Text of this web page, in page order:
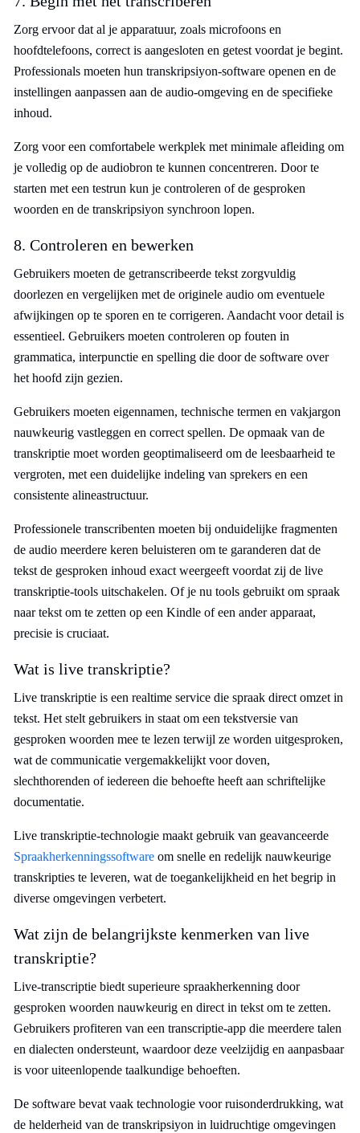
Zorg ervoor dat al je apparatuur, zoals microfoons en
hoofdtelefoons, correct is aangesloten en getest voordat je begint.
Professionals moeten hun transkripsiyon-software openen en de
instellingen aanpassen aan de audio-omgeving en de specifieke
inhoud.
Zorg voor een comfortabele werkplek met minimale afleiding om
je volledig op de audiobron te kunnen concentreren. Door te
starten met een testrun kun je controleren of de gesproken
woorden en de transkripsiyon synchroon lopen.
8. Controleren en bewerken
Gebruikers moeten de getranscribeerde tekst zorgvuldig
doorlezen en vergelijken met de originele audio om eventuele
afwijkingen op te sporen en te corrigeren. Aandacht voor detail is
essentieel. Gebruikers moeten controleren op fouten in
grammatica, interpunctie en spelling die door de software over
het hoofd zijn gezien.
Gebruikers moeten eigennamen, technische termen en vakjargon
nauwkeurig vastleggen en correct spellen. De opmaak van de
transkriptie moet worden geoptimaliseerd om de leesbaarheid te
vergroten, met een duidelijke indeling van sprekers en een
consistente alineastructuur.
Professionele transcribenten moeten bij onduidelijke fragmenten
de audio meerdere keren beluisteren om te garanderen dat de
tekst de gesproken inhoud exact weergeeft voordat zij de live
transkriptie-tools uitschakelen. Of je nu tools gebruikt om spraak
naar tekst om te zetten op een Kindle of een ander apparaat,
precisie is cruciaat.
Wat is live transkriptie?
Live transkriptie is een realtime service die spraak direct omzet in
tekst. Het stelt gebruikers in staat om een tekstversie van
gesproken woorden mee te lezen terwijl ze worden uitgesproken,
wat de communicatie vergemakkelijkt voor doven,
slechthorenden of iedereen die behoefte heeft aan schriftelijke
documentatie.
Live transkriptie-technologie maakt gebruik van geavanceerde
Spraakherkenningssoftware om snelle en redelijk nauwkeurige
transkripties te leveren, wat de toegankelijkheid en het begrip in
diverse omgevingen verbetert.
Wat zijn de belangrijkste kenmerken van live
transkriptie?
Live-transcriptie biedt superieure spraakherkenning door
gesproken woorden nauwkeurig en direct in tekst om te zetten.
Gebruikers profiteren van een transcriptie-app die meerdere talen
en dialecten ondersteunt, waardoor deze veelzijdig en aanpasbaar
is voor uiteenlopende taalkundige behoeften.
De software bevat vaak technologie voor ruisonderdrukking, wat
de helderheid van de transkripsiyon in luidruchtige omgevingen